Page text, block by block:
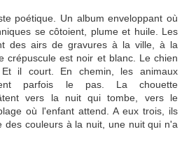
poétique. Un album enveloppant où
se côtoient, plume et huile. Les
des airs de gravures à la ville, à la
crépuscule est noir et blanc. Le chien
Et il court. En chemin, les animaux
parfois le pas. La chouette
vers la nuit qui tombe, vers le
où l'enfant attend. A eux trois, ils
des couleurs à la nuit, une nuit qui n'a